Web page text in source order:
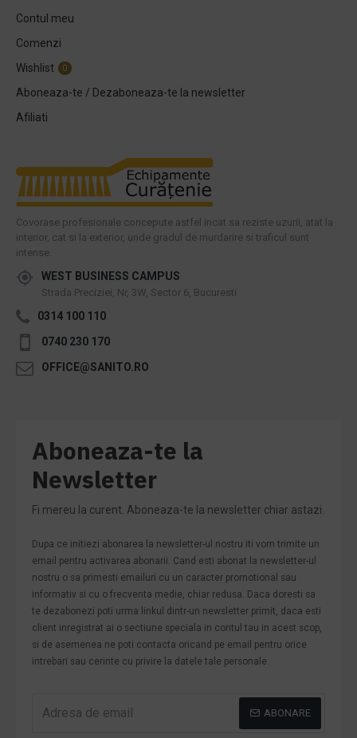
Contul meu
Comenzi
Wishlist
0
Aboneaza-te / Dezaboneaza-te la newsletter
Afiliati
Covorase profesionale concepute astfel incat sa reziste uzurii, atat la
interior, cat si la exterior, unde gradul de murdarire si traficul sunt
intense.
WEST BUSINESS CAMPUS
Strada Preciziei, Nr, 3W, Sector 6, Bucuresti
0314 100 110
0740 230 170
OFFICE@SANITO.RO
Aboneaza-te la
Newsletter
Fi mereu la curent. Aboneaza-te la newsletter chiar astazi.
Dupa ce initiezi abonarea la newsletter-ul nostru iti vom trimite un
email pentru activarea abonarii. Cand esti abonat la newsletter-ul
nostru o sa primesti emailuri cu un caracter promotional sau
informativ si cu o frecventa medie, chiar redusa. Daca doresti sa
te dezabonezi poti urma linkul dintr-un newsletter primit, daca esti
client inregistrat ai o sectiune speciala in contul tau in acest scop,
si de asemenea ne poti contacta oricand pe email pentru orice
intrebari sau cerinte cu privire la datele tale personale.
ABONARE